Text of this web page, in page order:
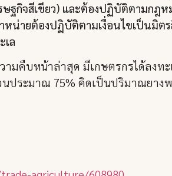
ฐกิจสีเขียว) และต้องปฏิบัติตามกฎห
หน่ายต้องปฏิบัติตามเงื่อนไขเป็นมิต
ล
ามคืบหน้าล่าสุด มีเกษตรกรได้ลงท
ประมาณ 75% คิดเป็นปริมาณยาง